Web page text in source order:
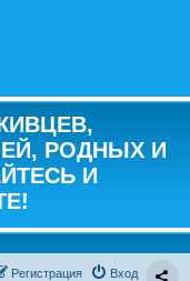
РОДНЫХ И
И
Вход
Регистрация